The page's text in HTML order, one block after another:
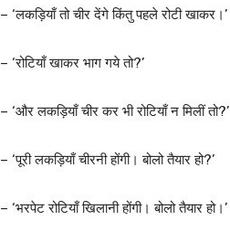
– ‘लकड़ियाँ तो चीर देंगे किंतु पहले रोटी खाकर।’
– ‘रोटियाँ खाकर भाग गये तो?’
– ‘और लकड़ियाँ चीर कर भी रोटियाँ न मिलीं तो?’
– ‘पूरी लकड़ियाँ चीरनी होंगी। बोलो तैयार हो?’
– ‘भरपेट रोटियाँ खिलानी होंगी। बोलो तैयार हो।’